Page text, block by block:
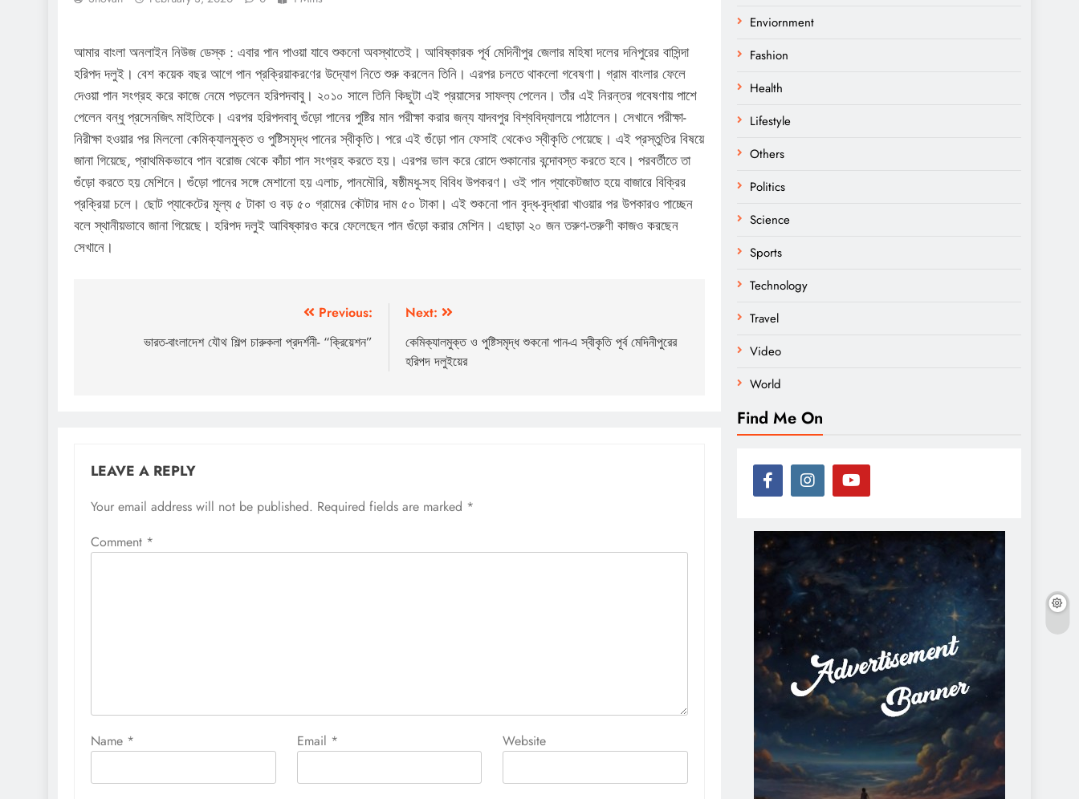
আমার বাংলা অনলাইন নিউজ ডেস্ক : এবার পান পাওয়া যাবে শুকনো অবস্থাতেই। আবিষ্কারক পূর্ব মেদিনীপুর জেলার মহিষা দলের দনিপুরের বাসিন্দা
হরিপদ দলুই। বেশ কয়েক বছর আগে পান প্রক্রিয়াকরণের উদ্যোগ নিতে শুরু করলেন তিনি। এরপর চলতে থাকলো গবেষণা। গ্রাম বাংলার ফেলে
দেওয়া পান সংগ্রহ করে কাজে নেমে পড়লেন হরিপদবাবু। ২০১০ সালে তিনি কিছুটা এই প্রয়াসের সাফল্য পেলেন। তাঁর এই নিরন্তর গবেষণায় পাশে
পেলেন বন্ধু প্রসেনজিৎ মাইতিকে। এরপর হরিপদবাবু গুঁড়ো পানের পুষ্টির মান পরীক্ষা করার জন্য যাদবপুর বিশ্ববিদ্যালয়ে পাঠালেন। সেখানে পরীক্ষা-
নিরীক্ষা হওয়ার পর মিললো কেমিক্যালমুক্ত ও পুষ্টিসমৃদ্ধ পানের স্বীকৃতি। পরে এই গুঁড়ো পান ফেসাই থেকেও স্বীকৃতি পেয়েছে। এই প্রস্তুতির বিষয়ে
জানা গিয়েছে, প্রাথমিকভাবে পান বরোজ থেকে কাঁচা পান সংগ্রহ করতে হয়। এরপর ভাল করে রোদে শুকানোর বন্দোবস্ত করতে হবে। পরবর্তীতে তা
গুঁড়ো করতে হয় মেশিনে। গুঁড়ো পানের সঙ্গে মেশানো হয় এলাচ, পানমৌরি, ষষ্ঠীমধু-সহ বিবিধ উপকরণ। ওই পান প্যাকেটজাত হয়ে বাজারে বিক্রির
প্রক্রিয়া চলে। ছোট প্যাকেটের মূল্য ৫ টাকা ও বড় ৫০ গ্রামের কৌটার দাম ৫০ টাকা। এই শুকনো পান বৃদ্ধ-বৃদ্ধারা খাওয়ার পর উপকারও পাচ্ছেন
বলে স্থানীয়ভাবে জানা গিয়েছে। হরিপদ দলুই আবিষ্কারও করে ফেলেছেন পান গুঁড়ো করার মেশিন। এছাড়া ২০ জন তরুণ-তরুণী কাজও করছেন
সেখানে।
navigation
Previous:
ভারত-বাংলাদেশ যৌথ শিল্প চারুকলা প্রদর্শনী- “ক্রিয়েশন”
Next:
কেমিক্যালমুক্ত ও পুষ্টিসমৃদ্ধ শুকনো পান-এ স্বীকৃতি পূর্ব মেদিনীপুরের
হরিপদ দলুইয়ের
LEAVE A REPLY
Your email address will not be published. Required fields are marked *
Comment *
Name * Email * Website
Enviornment
Fashion
Health
Lifestyle
Others
Politics
Science
Sports
Technology
Travel
Video
World
Find Me On